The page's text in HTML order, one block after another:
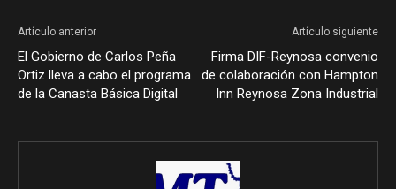
Artículo anterior
El Gobierno de Carlos Peña
Ortiz lleva a cabo el programa
de la Canasta Básica Digital
Artículo siguiente
Firma DIF-Reynosa convenio
de colaboración con Hampton
Inn Reynosa Zona Industrial